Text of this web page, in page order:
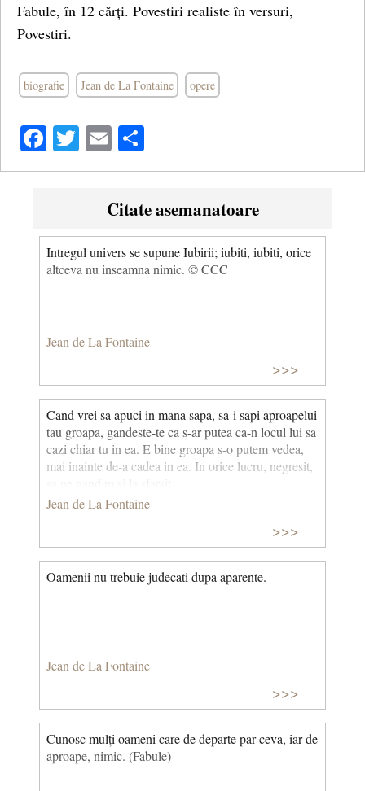
Fabule, în 12 cărți. Povestiri realiste în versuri,
Povestiri.
biografie Jean de La Fontaine opere
Facebook
Twitter
Email
Citate asemanatoare
Intregul univers se supune Iubirii; iubiti, iubiti, orice
altceva nu inseamna nimic. © CCC
Jean de La Fontaine
>>>
Cand vrei sa apuci in mana sapa, sa-i sapi aproapelui
tau groapa, gandeste-te ca s-ar putea ca-n locul lui sa
cazi chiar tu in ea. E bine groapa s-o putem vedea,
mai inainte de-a cadea in ea. In orice lucru, negresit,
Jean de La Fontaine
>>>
Oamenii nu trebuie judecati dupa aparente.
Jean de La Fontaine
>>>
Cunosc mulți oameni care de departe par ceva, iar de
aproape, nimic. (Fabule)